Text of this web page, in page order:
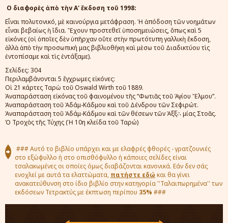
Ο διαφορὲς ἀπὸ τὴν Α'ἔκδοση τοῦ 1998:
Εἶναι πολυτονικό, μὲκαινούργια μετάφραση. Ἡ ἀπόδοση τῶν νοημάτων
εἶναιβεβαίως ἡἴδια. Ἔχουν προστεθεῖ ὑποσημειώσεις,ὅπως καὶ5
εἰκόνες (οἱὁποῖες δὲν ὑπῆρχαν οὔτε στὴνπρωτότυπη γαλλικὴἔκδοση,
ἀλλὰἀπὸτὴν προσωπική μας βιβλιοθήκη καὶμὲσω τοῦ Διαδικτύου τὶς
ἐντοπίσαμε καὶτὶςἐντάξαμε).
Σελίδες: 304
Περιλαμβάνονται 5 ἔγχρωμες εἰκόνες:
Οἱ 21 κάρτες Ταρὼ τοῦ Oswald Wirth τοῦ 1889.
Ἀναπαράσταση εἰκόνας τοῦ φαινομένου τῆς “Φωτιᾶς τοῦ Ἁγίου Ἔλμου”.
Ἀναπαράσταση τοῦ Ἀδάμ-Κάδμου καὶ τοῦ Δένδρου τῶν Σεφιρώτ.
Ἀναπαράσταση τοῦ Ἀδάμ-Κάδμου καὶ τῶν θέσεων τῶν Ἀξξ∴ μίας Στοᾶς.
Ὁ Τροχὸς τῆς Τύχης (Ἡ 10η κλείδα τοῦ Ταρώ)
### Αυτό το βιβλίο υπάρχει και με ελαφρές φθορές - γρατζουνιές
στο εξώφυλλο ή στο οπισθόφυλλο ή κάποιες σελίδες είναι
τσαλακωμένες οι οποίες όμως διαβάζονται κανονικά. Εάν δεν σάς
ενοχλεί με αυτά τα ελαττώματα, πατήστε εδώ και θα γίνει
ανακατεύθυνση στο ίδιο βιβλίο στην κατηγορία ''Ταλαιπωρημένα'' των
εκδόσεων Τετρακτύς με έκπτωση περίπου 35% ###